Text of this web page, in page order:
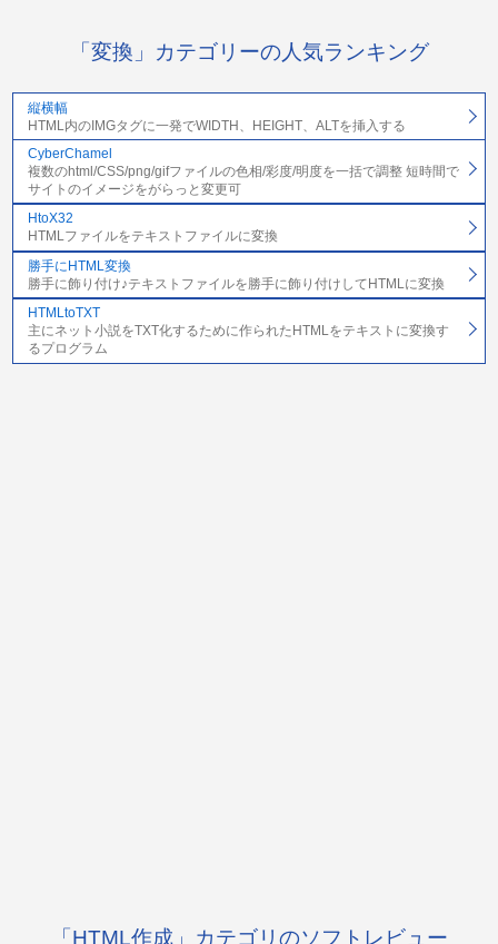
「変換」カテゴリーの人気ランキング
縦横幅
HTML内のIMGタグに一発でWIDTH、HEIGHT、ALTを挿入する
CyberChamel
複数のhtml/CSS/png/gifファイルの色相/彩度/明度を一括で調整 短時間で
サイトのイメージをがらっと変更可
HtoX32
HTMLファイルをテキストファイルに変換
勝手にHTML変換
勝手に飾り付け♪テキストファイルを勝手に飾り付けしてHTMLに変換
HTMLtoTXT
主にネット小説をTXT化するために作られたHTMLをテキストに変換す
るプログラム
「HTML作成」カテゴリのソフトレビュー